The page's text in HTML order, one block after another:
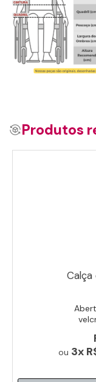
Produtos
ou 3x